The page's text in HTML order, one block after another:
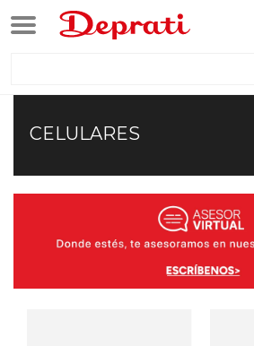
CELULARES